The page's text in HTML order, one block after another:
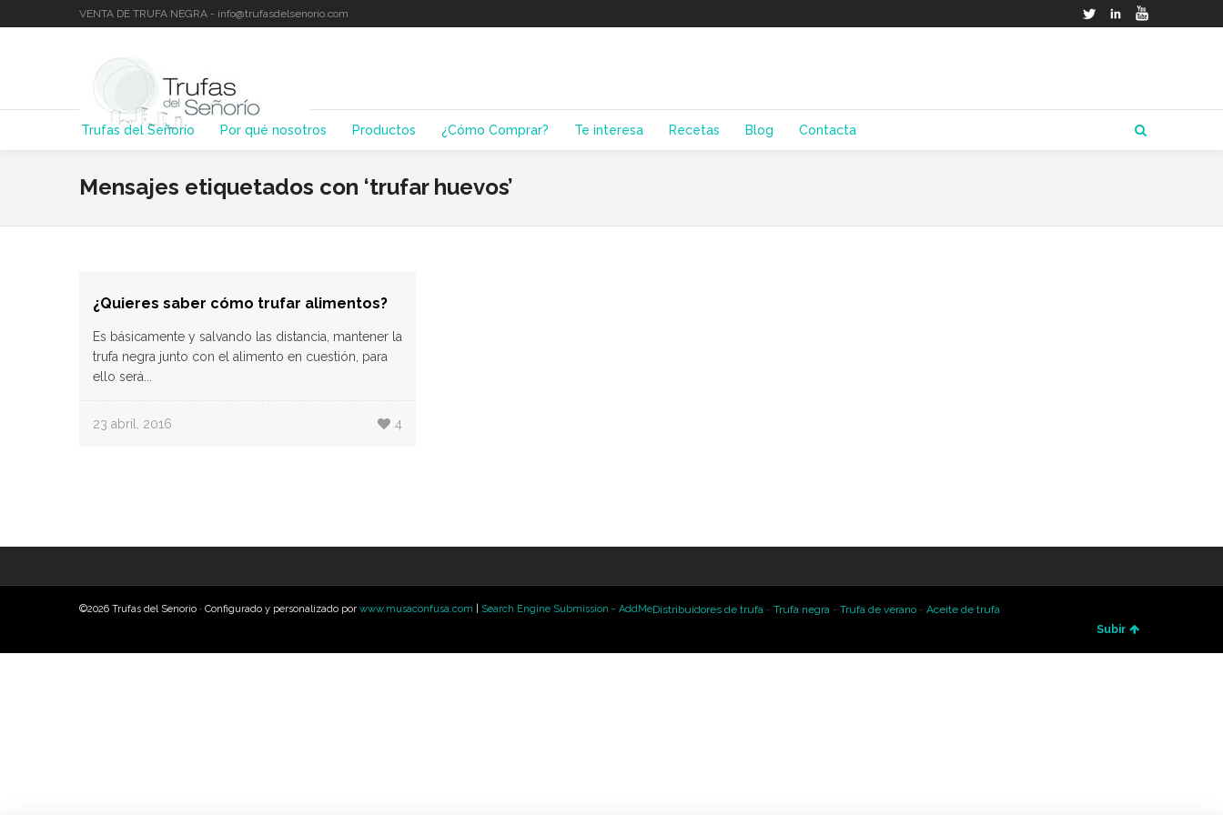
VENTA DE TRUFA NEGRA - info@trufasdelsenorio.com TwitterLinkedIn
Trufas del Señorío Por qué nosotros Productos ¿Cómo Comprar? Te interesa Recetas Blog Contacta
Mensajes etiquetados con ‘trufar huevos’
¿Quieres saber cómo trufar alimentos?
Es básicamente y salvando las distancia, mantener la
trufa negra junto con el alimento en cuestión, para
ello será...
23 abril, 2016 4
©2026 Trufas del Senorio · Configurado y personalizado por www.musaconfusa.com Search Engine Submission - AddMeDistribuidores de trufa - Trufa negra - Trufa de verano - Aceite de trufa
Subir